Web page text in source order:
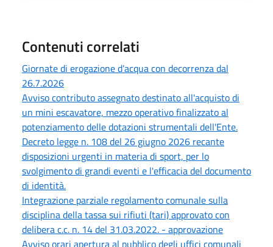
Contenuti correlati
Giornate di erogazione d’acqua con decorrenza dal
26.7.2026
Avviso contributo assegnato destinato all'acquisto di
un mini escavatore, mezzo operativo finalizzato al
potenziamento delle dotazioni strumentali dell'Ente.
Decreto legge n. 108 del 26 giugno 2026 recante
disposizioni urgenti in materia di sport, per lo
svolgimento di grandi eventi e l'efficacia del documento
di identità.
Integrazione parziale regolamento comunale sulla
disciplina della tassa sui rifiuti (tari) approvato con
delibera c.c. n. 14 del 31.03.2022. - approvazione
Avviso orari apertura al pubblico degli uffici comunali